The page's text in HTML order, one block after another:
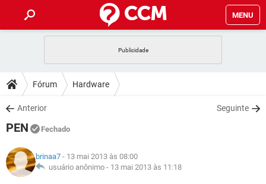
MENU
CELULAR
OUTLOOK
INSTAGRAM
GUIA DE COMPRAS
DICAS
JOGOS
INSTAGRAM
GUIA DE COMPRAS
DOWNLOADS
JOGOS
CELULAR
OUTLOOK EXCEL
FÓRUM
JOGOS
CELULAR
GLOSSÁRIO
Fórum Hardware
Anterior Seguinte
PEN Fechado
brinaa7 - 13 mai 2013 às 08:00
usuário anônimo - 13 mai 2013 às 11:18